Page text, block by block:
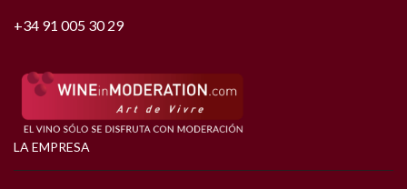
+34 91 005 30 29
LA EMPRESA